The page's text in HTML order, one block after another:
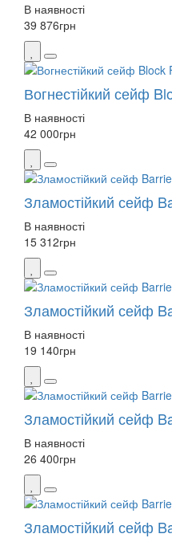
В наявності
39 876грн
Вогнестійкий сейф
В наявності
42 000грн
Зламостійкий сейф
В наявності
15 312грн
Зламостійкий сейф
В наявності
19 140грн
Зламостійкий сейф
В наявності
26 400грн
Зламостійкий сейф